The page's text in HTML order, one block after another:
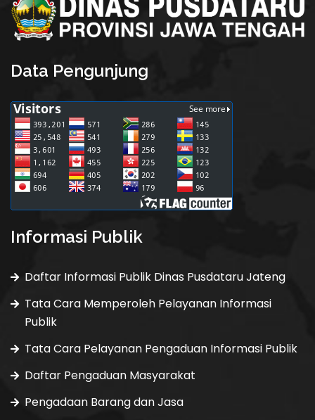
Data Pengunjung
Informasi Publik
Daftar Informasi Publik Dinas Pusdataru Jateng
Tata Cara Memperoleh Pelayanan Informasi
Publik
Tata Cara Pelayanan Pengaduan Informasi Publik
Daftar Pengaduan Masyarakat
Pengadaan Barang dan Jasa